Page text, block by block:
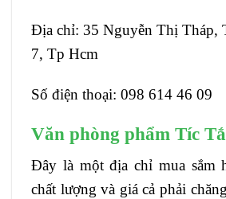
Địa chỉ: 35 Nguyễn Thị Tháp,
7, Tp Hcm
Số điện thoại: 098 614 46 09
Văn phòng phẩm Tíc
Đây là một địa chỉ mua sắm
chất lượng và giá cả phải